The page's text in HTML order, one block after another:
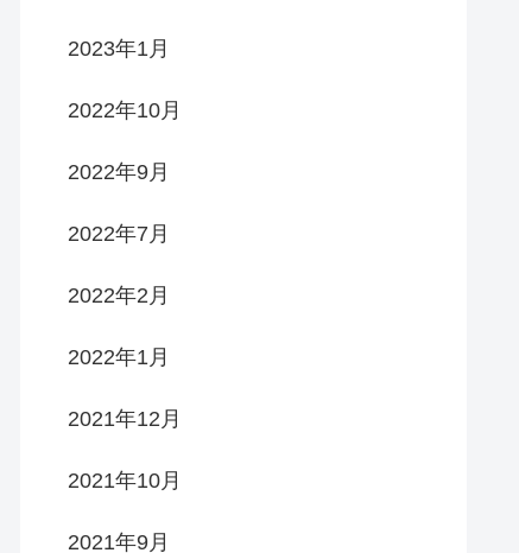
2023年1月
2022年10月
2022年9月
2022年7月
2022年2月
2022年1月
2021年12月
2021年10月
2021年9月